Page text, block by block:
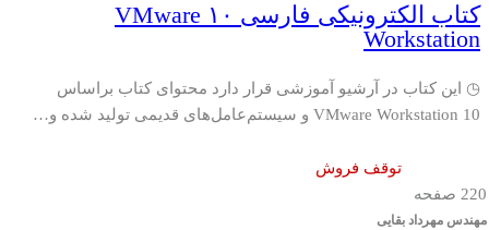
کتاب الکترونیکی فارسی ۱۰ VMware
Workstation
◷ این کتاب در آرشیو آموزشی قرار دارد محتوای کتاب براساس
VMware Workstation 10 و سیستم‌عامل‌های قدیمی تولید شده و…
توقف فروش
220 صفحه
مهندس مهرداد بقایی